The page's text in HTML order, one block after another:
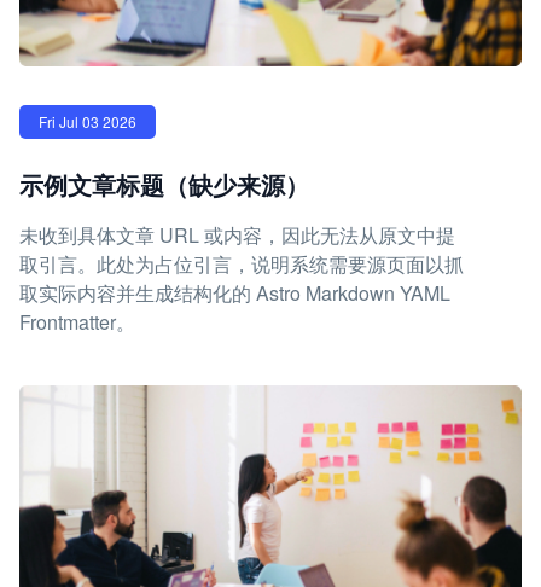
Fri Jul 03 2026
示例文章标题（缺少来源）
未收到具体文章 URL 或内容，因此无法从原文中提
取引言。此处为占位引言，说明系统需要源页面以抓
取实际内容并生成结构化的 Astro Markdown YAML
Frontmatter。